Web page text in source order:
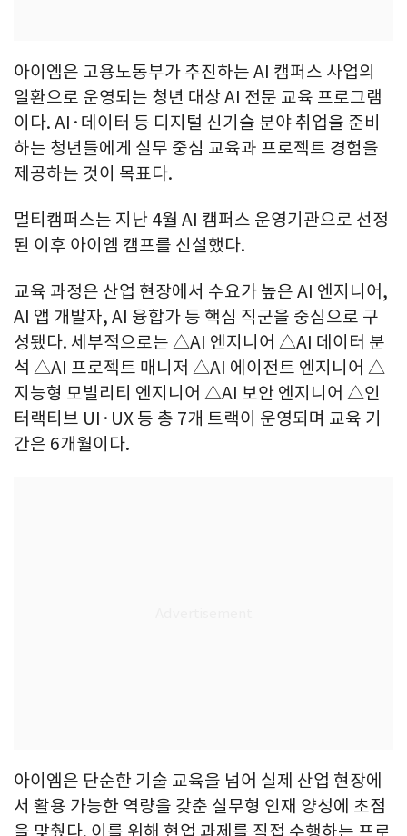
아이엠은 고용노동부가 추진하는 AI 캠퍼스 사업의
일환으로 운영되는 청년 대상 AI 전문 교육 프로그램
이다. AI·데이터 등 디지털 신기술 분야 취업을 준비
하는 청년들에게 실무 중심 교육과 프로젝트 경험을
제공하는 것이 목표다.
멀티캠퍼스는 지난 4월 AI 캠퍼스 운영기관으로 선정
된 이후 아이엠 캠프를 신설했다.
교육 과정은 산업 현장에서 수요가 높은 AI 엔지니어,
AI 앱 개발자, AI 융합가 등 핵심 직군을 중심으로 구
성됐다. 세부적으로는 △AI 엔지니어 △AI 데이터 분
석 △AI 프로젝트 매니저 △AI 에이전트 엔지니어 △
지능형 모빌리티 엔지니어 △AI 보안 엔지니어 △인
터랙티브 UI·UX 등 총 7개 트랙이 운영되며 교육 기
간은 6개월이다.
아이엠은 단순한 기술 교육을 넘어 실제 산업 현장에
서 활용 가능한 역량을 갖춘 실무형 인재 양성에 초점
을 맞췄다. 이를 위해 현업 과제를 직접 수행하는 프로